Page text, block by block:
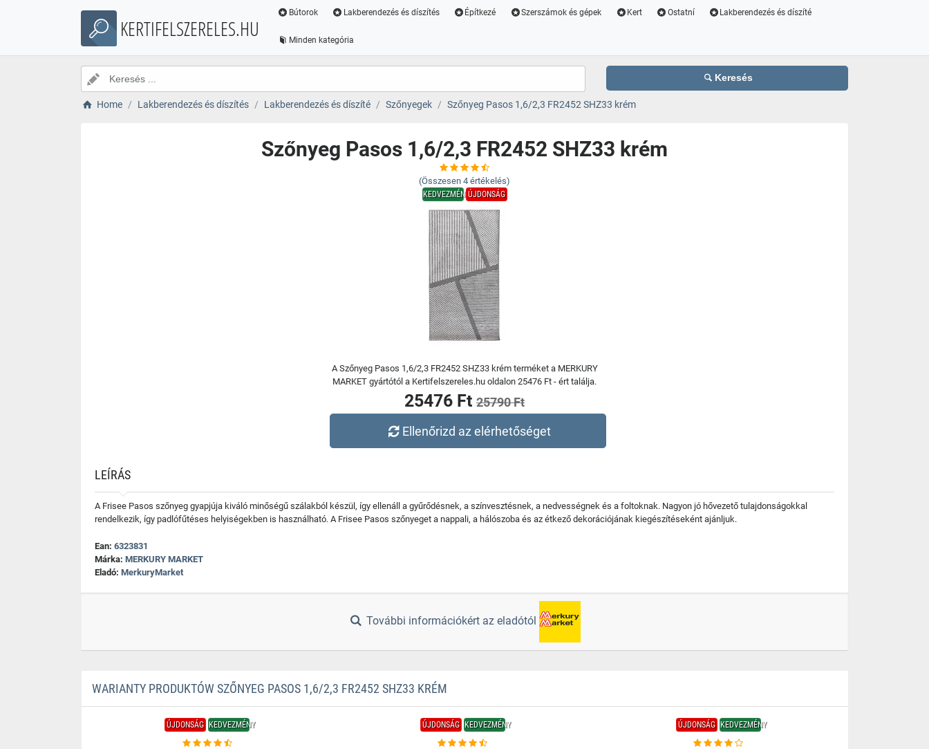
KERTIFELSZERELES.HU
Bútorok Lakberendezés és díszítés Építkezé Szerszámok és gépek Kert Ostatní Lakberendezés és díszíté
Minden kategória
Keresés
Home Lakberendezés és díszítés Lakberendezés és díszíté Szőnyegek Szőnyeg Pasos 1,6/2,3 FR2452 SHZ33 krém
Szőnyeg Pasos 1,6/2,3 FR2452 SHZ33 krém
(Összesen 4 értékelés)
KEDVEZMÉNYÚJDONSÁG
A Szőnyeg Pasos 1,6/2,3 FR2452 SHZ33 krém terméket a MERKURY
MARKET gyártótól a Kertifelszereles.hu oldalon 25476 Ft - ért találja.
25476 Ft 25790 Ft
Ellenőrizd az elérhetőséget
LEÍRÁS
A Frisee Pasos szőnyeg gyapjúja kiváló minőségű szálakból készül, így ellenáll a gyűrődésnek, a színvesztésnek, a nedvességnek és a foltoknak. Nagyon jó hővezető tulajdonságokkal
rendelkezik, így padlófűtéses helyiségekben is használható. A Frisee Pasos szőnyeget a nappali, a hálószoba és az étkező dekorációjának kiegészítéseként ajánljuk.
Ean: 6323831
Márka: MERKURY MARKET
Eladó: MerkuryMarket
További információkért az eladótól
WARIANTY PRODUKTÓW SZŐNYEG PASOS 1,6/2,3 FR2452 SHZ33 KRÉM
ÚJDONSÁG KEDVEZMÉNY ÚJDONSÁG KEDVEZMÉNY ÚJDONSÁG KEDVEZMÉNY